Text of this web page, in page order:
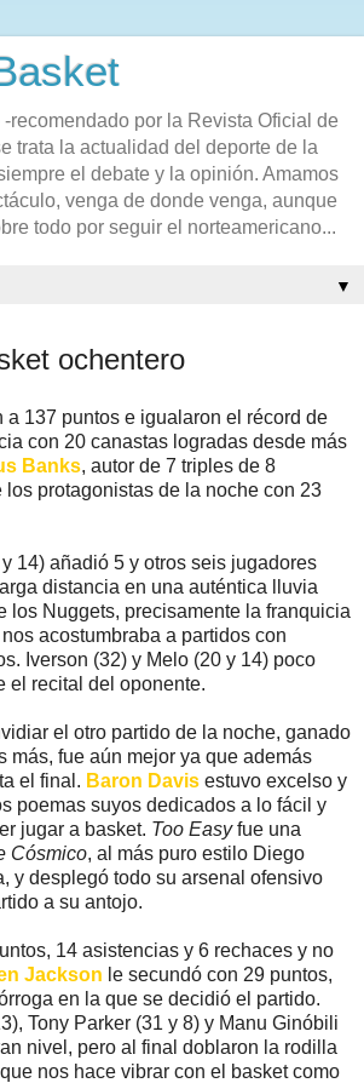
recomendado por la Revista Oficial de
trata la actualidad del deporte de la
el debate y la opinión. Amamos
venga de donde venga, aunque
todo por seguir el norteamericano...
▼
ochentero
a 137 puntos e igualaron el récord de
con 20 canastas logradas desde más
Banks, autor de 7 triples de 8
los protagonistas de la noche con 23
y 14) añadió 5 y otros seis jugadores
distancia en una auténtica lluvia
los Nuggets, precisamente la franquicia
acostumbraba a partidos con
Iverson (32) y Melo (20 y 14) poco
el recital del oponente.
el otro partido de la noche, ganado
más, fue aún mejor ya que además
el final. Baron Davis estuvo excelso y
poemas suyos dedicados a lo fácil y
jugar a basket. Too Easyfue una
Cósmico, al más puro estilo Diego
y desplegó todo su arsenal ofensivo
a su antojo.
14 asistencias y 6 rechaces y no
Jackson le secundó con 29 puntos,
en la que se decidió el partido.
Tony Parker (31 y 8) y Manu Ginóbili
nivel, pero al final doblaron la rodilla
nos hace vibrar con el basket como